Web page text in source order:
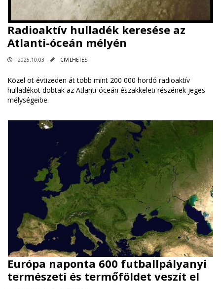
Radioaktív hulladék keresése az
Atlanti-óceán mélyén
2025.10.03 CIVILHETES
Közel öt évtizeden át több mint 200 000 hordó radioaktív
hulladékot dobtak az Atlanti-óceán északkeleti részének jeges
mélységeibe.
Európa naponta 600 futballpályanyi
természeti és termőföldet veszít el